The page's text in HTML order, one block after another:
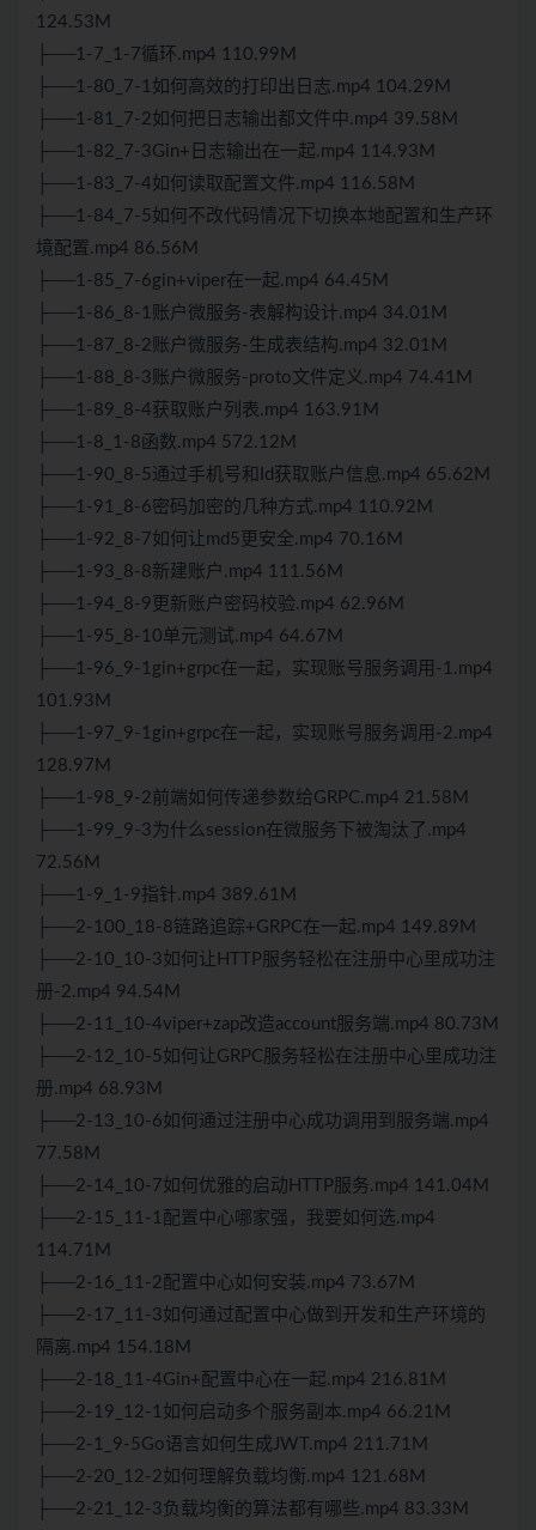
124.53M
├──1-7_1-7循环.mp4 110.99M
├──1-80_7-1如何高效的打印出日志.mp4 104.29M
├──1-81_7-2如何把日志输出都文件中.mp4 39.58M
├──1-82_7-3Gin+日志输出在一起.mp4 114.93M
├──1-83_7-4如何读取配置文件.mp4 116.58M
├──1-84_7-5如何不改代码情况下切换本地配置和生产环
境配置.mp4 86.56M
├──1-85_7-6gin+viper在一起.mp4 64.45M
├──1-86_8-1账户微服务-表解构设计.mp4 34.01M
├──1-87_8-2账户微服务-生成表结构.mp4 32.01M
├──1-88_8-3账户微服务-proto文件定义.mp4 74.41M
├──1-89_8-4获取账户列表.mp4 163.91M
├──1-8_1-8函数.mp4 572.12M
├──1-90_8-5通过手机号和Id获取账户信息.mp4 65.62M
├──1-91_8-6密码加密的几种方式.mp4 110.92M
├──1-92_8-7如何让md5更安全.mp4 70.16M
├──1-93_8-8新建账户.mp4 111.56M
├──1-94_8-9更新账户密码校验.mp4 62.96M
├──1-95_8-10单元测试.mp4 64.67M
├──1-96_9-1gin+grpc在一起，实现账号服务调用-1.mp4
101.93M
├──1-97_9-1gin+grpc在一起，实现账号服务调用-2.mp4
128.97M
├──1-98_9-2前端如何传递参数给GRPC.mp4 21.58M
├──1-99_9-3为什么session在微服务下被淘汰了.mp4
72.56M
├──1-9_1-9指针.mp4 389.61M
├──2-100_18-8链路追踪+GRPC在一起.mp4 149.89M
├──2-10_10-3如何让HTTP服务轻松在注册中心里成功注
册-2.mp4 94.54M
├──2-11_10-4viper+zap改造account服务端.mp4 80.73M
├──2-12_10-5如何让GRPC服务轻松在注册中心里成功注
册.mp4 68.93M
├──2-13_10-6如何通过注册中心成功调用到服务端.mp4
77.58M
├──2-14_10-7如何优雅的启动HTTP服务.mp4 141.04M
├──2-15_11-1配置中心哪家强，我要如何选.mp4
114.71M
├──2-16_11-2配置中心如何安装.mp4 73.67M
├──2-17_11-3如何通过配置中心做到开发和生产环境的
隔离.mp4 154.18M
├──2-18_11-4Gin+配置中心在一起.mp4 216.81M
├──2-19_12-1如何启动多个服务副本.mp4 66.21M
├──2-1_9-5Go语言如何生成JWT.mp4 211.71M
├──2-20_12-2如何理解负载均衡.mp4 121.68M
├──2-21_12-3负载均衡的算法都有哪些.mp4 83.33M